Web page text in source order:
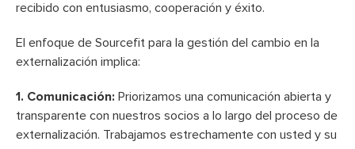
recibido con entusiasmo, cooperación y éxito.
El enfoque de Sourcefit para la gestión del cambio en la
externalización implica:
1. Comunicación: Priorizamos una comunicación abierta y
transparente con nuestros socios a lo largo del proceso de
externalización. Trabajamos estrechamente con usted y su